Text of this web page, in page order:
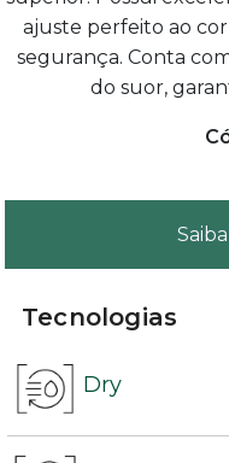
ajuste perfeito ao
segurança. Conta
do suor,
Tecnologias
Dry